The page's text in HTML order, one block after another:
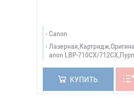
Canon
anon LBP-710CX/
КУПИТЬ